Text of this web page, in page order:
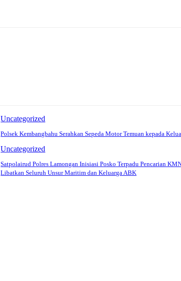
Uncategorized
Polsek Kembangbahu Serahkan Sepeda Motor Temuan kepada
Uncategorized
Satpolairud Polres Lamongan Inisiasi Posko Terpadu Pencarian
Libatkan Seluruh Unsur Maritim dan Keluarga ABK